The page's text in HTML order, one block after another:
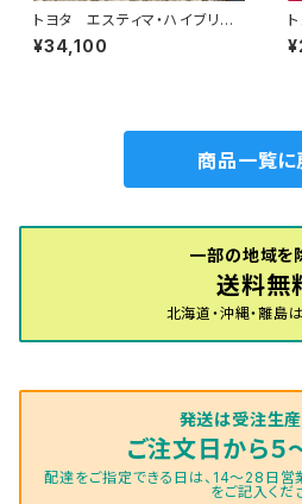
トヨタ エスティマ・ハイブリッ
ド H24/5〜R1/10（後期） 20
系 フロアマット一式 カーマッ
¥34,100
商品一覧に
一部の地域を
送料無
北海道・沖縄・離島
発送は受注生
ご注文日から５
配達をご指定できる日は、14～28日
をご記入くだ